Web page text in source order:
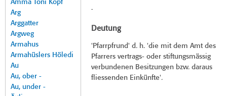
Amma Toni Kopf
Arg
Arggatter
Argweg
Armahus
Armahüslers Höledi
Au
Au, ober -
Au, under -
-
Deutung
'Pfarrpfrund' d. h. 'die mit dem Amt des
Pfarrers vertrags- oder stiftungsmässig
verbundenen Besitzungen bzw. daraus
fliessenden Einkünfte'.